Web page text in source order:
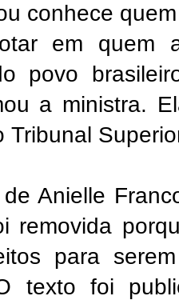
conhece
em quem
povo
a ministra.
Tribunal
Anielle
removida
para
texto foi